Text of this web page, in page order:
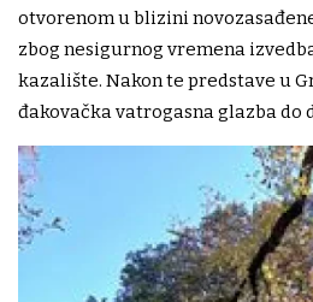
otvorenom u blizini
zbog nesigurnog vremena
kazalište. Nakon te predstave u
đakovačka vatrogasna glazba do